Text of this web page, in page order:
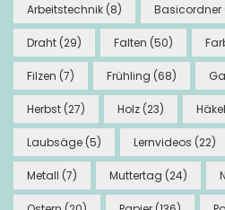
Arbeitstechnik (8) Basicordner
Draht (29) Falten (50)
Filzen (7) Frühling (68)
Herbst (27) Holz (23)
Laubsäge (5) Lernvideos (22)
Metall (7) Muttertag (24)